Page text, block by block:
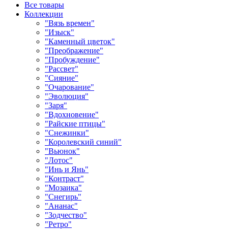
Все товары
Коллекции
"Вязь времен"
"Изыск"
"Каменный цветок"
"Преображение"
"Пробуждение"
"Рассвет"
"Сияние"
"Очарование"
"Эволюция"
"Заря"
"Вдохновение"
"Райские птицы"
"Снежинки"
"Королевский синий"
"Вьюнок"
"Лотос"
"Инь и Янь"
"Контраст"
"Мозаика"
"Снегирь"
"Ананас"
"Зодчество"
"Ретро"